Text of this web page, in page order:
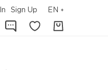
Sign Up EN